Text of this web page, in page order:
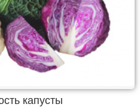
капусты